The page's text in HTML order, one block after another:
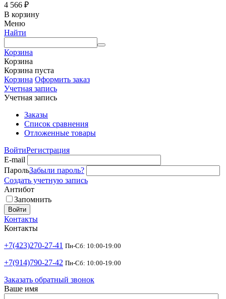
4 566 ₽
В корзину
Меню
Найти
Корзина
Корзина
Корзина пуста
Корзина Оформить заказ
Учетная запись
Учетная запись
Заказы
Список сравнения
Отложенные товары
ВойтиРегистрация
E-mail
ПарольЗабыли пароль?
Создать учетную запись
Антибот
Запомнить
Войти
Контакты
Контакты
+7(423)270-27-41 Пн-Сб: 10:00-19:00
+7(914)790-27-42 Пн-Сб: 10:00-19:00
Заказать обратный звонок
Ваше имя